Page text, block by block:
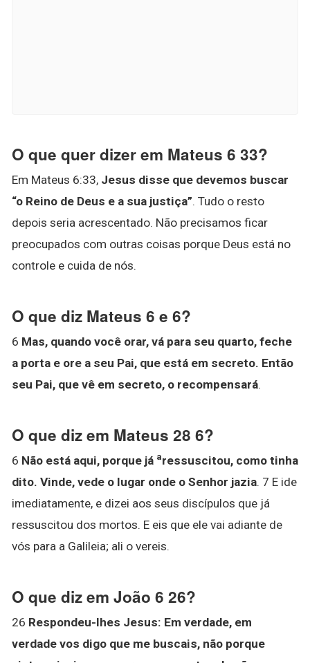
O que quer dizer em Mateus 6 33?
Em Mateus 6:33, Jesus disse que devemos buscar
“o Reino de Deus e a sua justiça”. Tudo o resto
depois seria acrescentado. Não precisamos ficar
preocupados com outras coisas porque Deus está no
controle e cuida de nós.
O que diz Mateus 6 e 6?
6 Mas, quando você orar, vá para seu quarto, feche
a porta e ore a seu Pai, que está em secreto. Então
seu Pai, que vê em secreto, o recompensará.
O que diz em Mateus 28 6?
6 Não está aqui, porque já aressuscitou, como tinha
dito. Vinde, vede o lugar onde o Senhor jazia. 7 E ide
imediatamente, e dizei aos seus discípulos que já
ressuscitou dos mortos. E eis que ele vai adiante de
vós para a Galileia; ali o vereis.
O que diz em João 6 26?
26 Respondeu-lhes Jesus: Em verdade, em
verdade vos digo que me buscais, não porque